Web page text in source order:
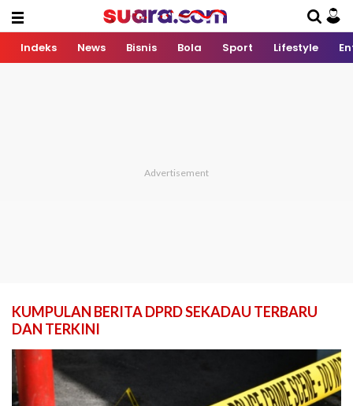
Indeks News Bisnis Bola Sport Lifestyle
KUMPULAN BERITA DPRD SEKADAU TERBARU
DAN TERKINI